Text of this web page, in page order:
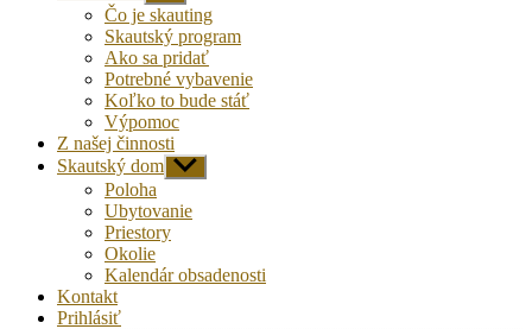
druhú
úroveň
navigácie
Čo je skauting
Skautský program
Ako sa pridať
Potrebné vybavenie
Koľko to bude stáť
Výpomoc
Z našej činnosti
Skautský dom Zobraziť
druhú
úroveň
navigácie
Poloha
Ubytovanie
Priestory
Okolie
Kalendár obsadenosti
Kontakt
Prihlásiť